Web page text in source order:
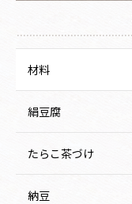
材料
絹豆腐
たらこ茶づけ
納豆